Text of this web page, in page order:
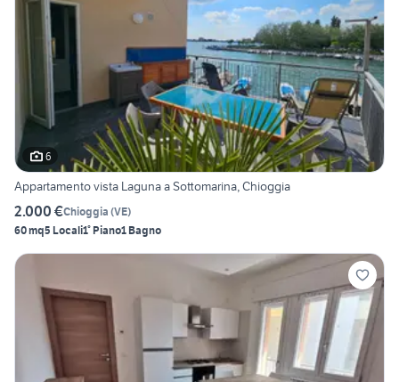
6
Appartamento vista Laguna a Sottomarina, Chioggia
2.000 €Chioggia (VE)
60 mq5 Locali1° Piano1 Bagno